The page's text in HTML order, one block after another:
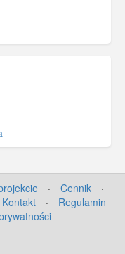
· Cennik
·
Kontakt ·
Regulamin